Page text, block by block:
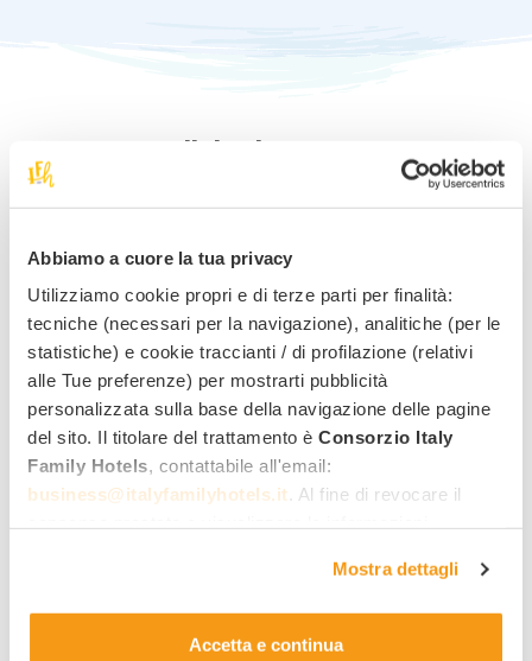
Abbiamo a cuore la tua privacy
Utilizziamo cookie propri e di terze parti per finalità:
tecniche (necessari per la navigazione), analitiche (per le
statistiche) e cookie traccianti / di profilazione (relativi
alle Tue preferenze) per mostrarti pubblicità
personalizzata sulla base della navigazione delle pagine
del sito. Il titolare del trattamento è Consorzio Italy
Family Hotels, contattabile all'email:
business@italyfamilyhotels.it . Al fine di revocare il
. Allo stesso link trovi la nostra informativa
estesa sui cookie.
Mostra dettagli
Accetta e continua
Note e condizioni
La tariffa è completamente rimborsabile fino a 7 giorni
Richiedi informazioni per
questa offerta!
Miglior tariffa family
Quotazione rapida per mail
Cognome
Numero di telefono